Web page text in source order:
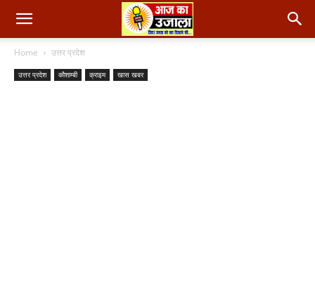
Home उत्तर प्रदेश
उत्तर प्रदेश कौशाम्बी क्राइम खास खबर